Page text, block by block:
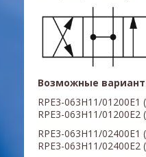
Возможные
RPE3-063H11/01200E1 (
RPE3-063H11/01200E2 (
RPE3-063H11/02400E1 (
RPE3-063H11/02400E2 (